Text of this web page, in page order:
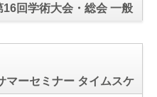
回学術大会・総会 一般
マーセミナー タイムスケ